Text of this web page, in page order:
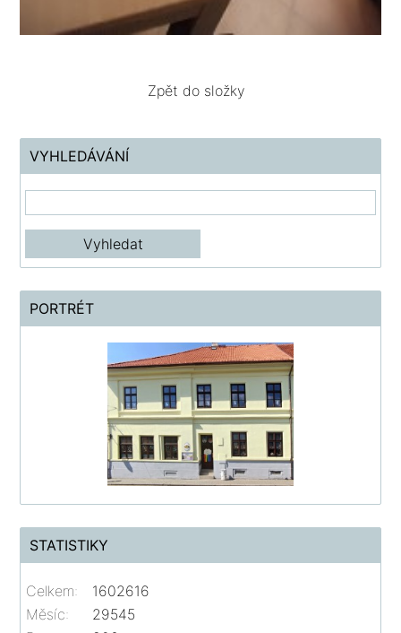
Zpět do složky
VYHLEDÁVÁNÍ
PORTRÉT
STATISTIKY
Celkem:
1602616
Měsíc:
29545